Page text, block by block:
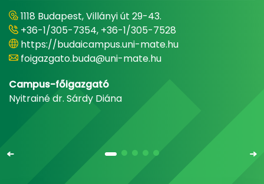
1118 Budapest, Villányi út 29-43.
+36-1/305-7354, +36-1/305-7528
https://budaicampus.uni-mate.hu
foigazgato.buda@uni-mate.hu
Campus-főigazgató
Nyitrainé dr. Sárdy Diána